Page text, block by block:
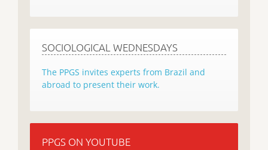
SOCIOLOGICAL WEDNESDAYS
The PPGS invites experts from Brazil and
abroad to present their work.
PPGS ON YOUTUBE